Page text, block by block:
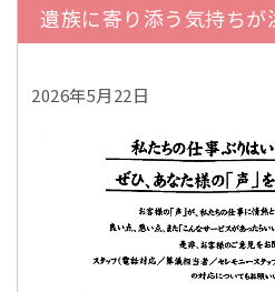
遺族に寄り添う気持ちが
2026年5月22日